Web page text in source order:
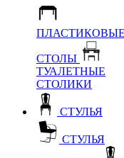
ПЛАСТИКОВЫЕ
СТОЛЫ
ТУАЛЕТНЫЕ
СТОЛИКИ
СТУЛЬЯ
СТУЛЬЯ